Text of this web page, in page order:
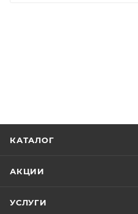
КАТАЛОГ
АКЦИИ
УСЛУГИ